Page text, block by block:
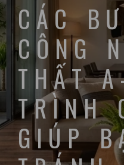
CÁC
CÔNG
THẤT
TRÌNH
GIÚP